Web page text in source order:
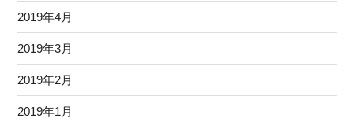
2019年4月
2019年3月
2019年2月
2019年1月